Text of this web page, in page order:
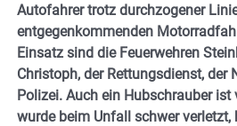
Autofahrer trotz durchzogener
entgegenkommenden
Einsatz sind die Feuerwehren
Christoph, der Rettungsdienst, der
Polizei. Auch ein Hubschrauber ist
wurde beim Unfall schwer verletzt,